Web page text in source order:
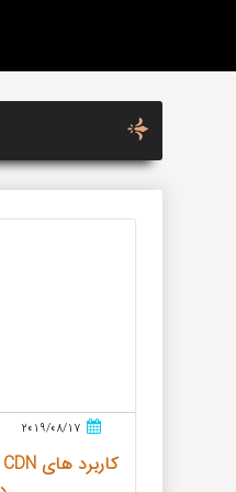
2019/08/17